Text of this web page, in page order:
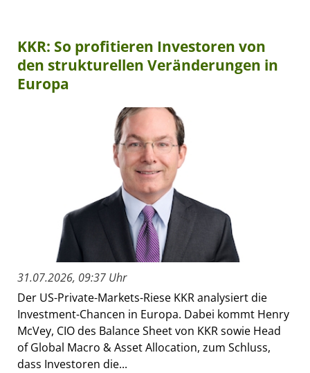
KKR: So profitieren Investoren von
den strukturellen Veränderungen in
Europa
31.07.2026, 09:37 Uhr
Der US-Private-Markets-Riese KKR analysiert die
Investment-Chancen in Europa. Dabei kommt Henry
McVey, CIO des Balance Sheet von KKR sowie Head
of Global Macro & Asset Allocation, zum Schluss,
dass Investoren die...